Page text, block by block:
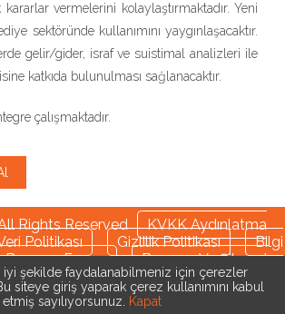
iyi şekilde faydalanabilmeniz için çerezler
siteye giriş yaparak çerez kullanımını kabul
etmiş sayılıyorsunuz.
Kapat
vermelerini kolaylaştırmaktadır. Yeni
sektöründe kullanımını yaygınlaşacaktır.
gelir/gider, israf ve suistimal analizleri ile
katkıda bulunulması sağlanacaktır.
çalışmaktadır.
Rights Reserved
KVKK Aydınlatma
Politikası Gizlilik Politikası
Bilgi
Başvuru Formu
Başvuru Ve Şikayet
Çerez Politikası